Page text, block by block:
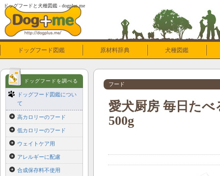
ドッグフードと犬種図鑑 - dogplus.me
ドッグフード図鑑 原材料辞典 犬種図鑑
フード
愛犬厨房 毎日た
500g
ドッグフードを調べる
ドッグフード図鑑につい
て
高カロリーのフード
低カロリーのフード
ウェイトケア用
アレルギーに配慮
合成保存料不使用